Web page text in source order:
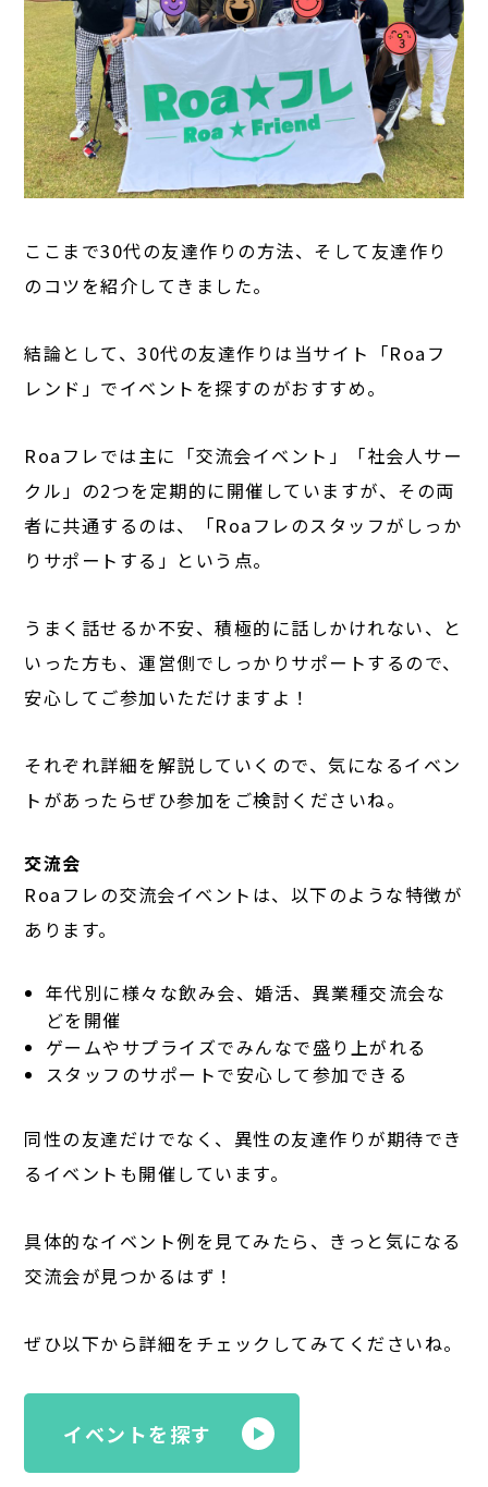
ここまで30代の友達作りの方法、そして友達作り
のコツを紹介してきました。
結論として、30代の友達作りは当サイト「Roaフ
レンド」でイベントを探すのがおすすめ。
Roaフレでは主に「交流会イベント」「社会人サー
クル」の2つを定期的に開催していますが、その両
者に共通するのは、「Roaフレのスタッフがしっか
りサポートする」という点。
うまく話せるか不安、積極的に話しかけれない、と
いった方も、運営側でしっかりサポートするので、
安心してご参加いただけますよ！
それぞれ詳細を解説していくので、気になるイベン
トがあったらぜひ参加をご検討くださいね。
交流会
Roaフレの交流会イベントは、以下のような特徴が
あります。
年代別に様々な飲み会、婚活、異業種交流会な
どを開催
ゲームやサプライズでみんなで盛り上がれる
スタッフのサポートで安心して参加できる
同性の友達だけでなく、異性の友達作りが期待でき
るイベントも開催しています。
具体的なイベント例を見てみたら、きっと気になる
交流会が見つかるはず！
ぜひ以下から詳細をチェックしてみてくださいね。
イベントを探す